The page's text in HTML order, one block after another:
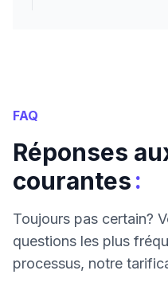
FAQ
Réponses
courantes:
Toujours pas certain?
questions les plus
processus, notre